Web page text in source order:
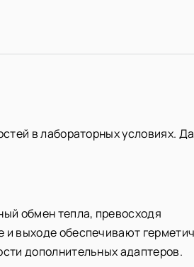
в лабораторных условиях.
обмен тепла, превосходя
и выходе обеспечивают
дополнительных адаптеров.